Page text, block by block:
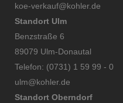
koe-verkauf@kohler.de
Standort Ulm
Benzstraße 6
89079 Ulm-Donautal
Telefon: (0731) 1 59 99 - 0
ulm@kohler.de​
Standort Oberndorf